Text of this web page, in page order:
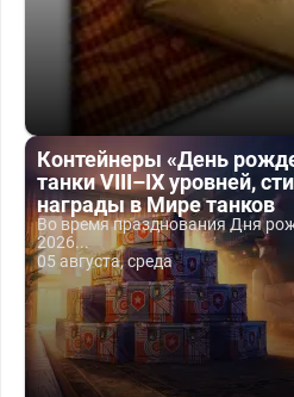
Контейнеры «День
танки VIII–IX уровней,
награды в Мире танков
Во время празднования Дня
2026...
05 августа, среда